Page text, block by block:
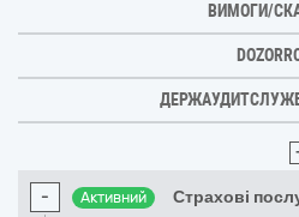
ВИМОГИ/
- Активний Страхові